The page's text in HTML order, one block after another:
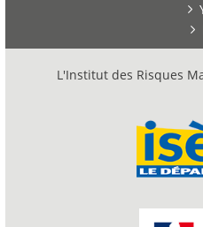
L'Institut des Risques